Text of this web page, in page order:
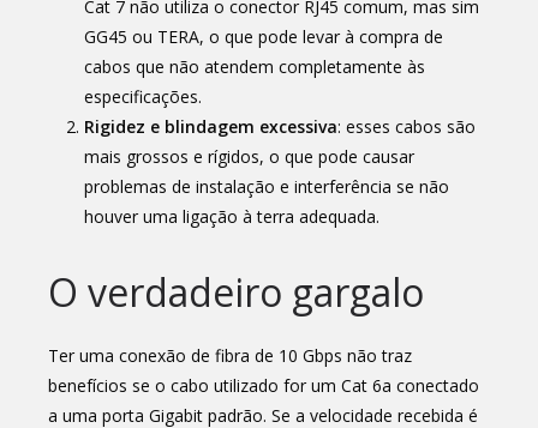
Cat 7 não utiliza o conector RJ45 comum, mas sim
GG45 ou TERA, o que pode levar à compra de
cabos que não atendem completamente às
especificações.
Rigidez e blindagem excessiva: esses cabos são
mais grossos e rígidos, o que pode causar
problemas de instalação e interferência se não
houver uma ligação à terra adequada.
O verdadeiro gargalo
Ter uma conexão de fibra de 10 Gbps não traz
benefícios se o cabo utilizado for um Cat 6a conectado
a uma porta Gigabit padrão. Se a velocidade recebida é